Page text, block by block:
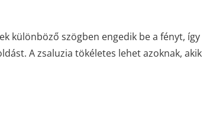
különböző szögben engedik be a fényt, így
A zsaluzia tökéletes lehet azoknak, akik